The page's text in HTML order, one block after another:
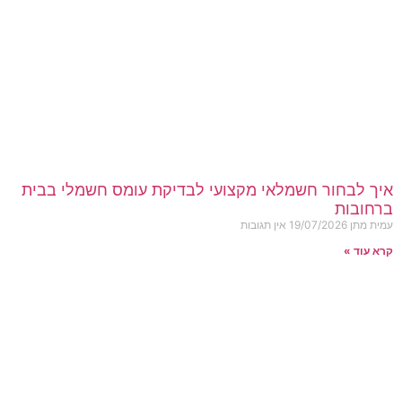
איך לבחור חשמלאי מקצועי לבדיקת עומס חשמלי בבית
ברחובות
עמית מתן 19/07/2026 אין תגובות
קרא עוד »